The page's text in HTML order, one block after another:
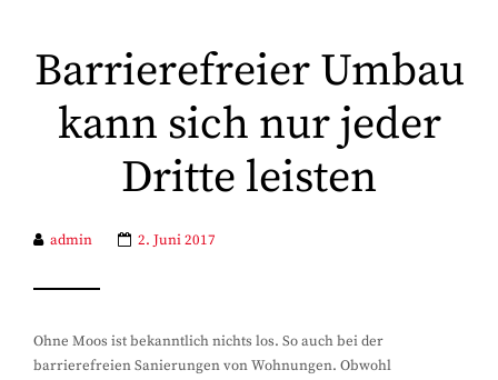
Barrierefreier Umbau
kann sich nur jeder
Dritte leisten
admin 2. Juni 2017
Ohne Moos ist bekanntlich nichts los. So auch bei der
barrierefreien Sanierungen von Wohnungen. Obwohl